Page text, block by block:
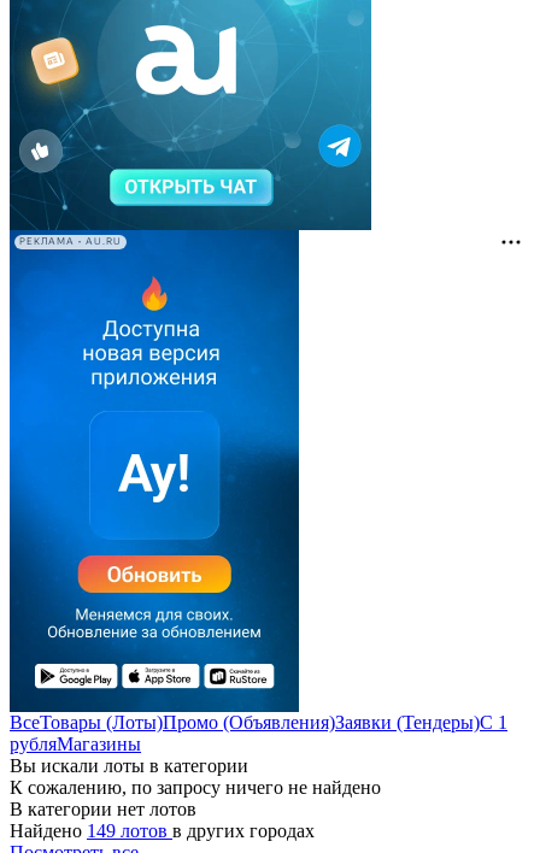
РЕКЛАМА • AU.RU
ВсеТовары (Лоты)Промо (Объявления)Заявки (Тендеры)С 1
рубляМагазины
Вы искали лоты в категории
К сожалению, по запросу ничего не найдено
В категории нет лотов
Найдено 149 лотов в других городах